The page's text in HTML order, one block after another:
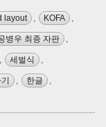
layout , KOFA ,
병우 최종 자판 ,
, 세벌식 ,
, 한글 ,